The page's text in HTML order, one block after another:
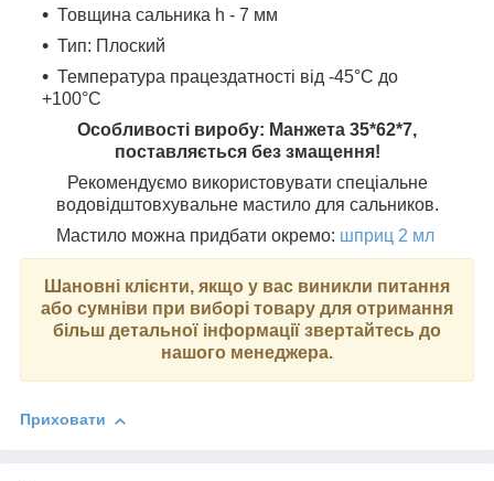
Товщина сальника h - 7 мм
Тип: Плоский
Температура працездатності від -45°С до
+100°С
Особливості виробу: Манжета 35*62*7,
поставляється без змащення!
Рекомендуємо використовувати спеціальне
водовідштовхувальне мастило для сальников.
Мастило можна придбати окремо: шприц 2 мл
Шановні клієнти, якщо у вас виникли питання
або сумніви при виборі товару для отримання
більш детальної інформації звертайтесь до
нашого менеджера.
Приховати